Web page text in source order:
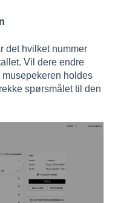
det hvilket nummer
Vil dere endre
holdes
spørsmålet til den